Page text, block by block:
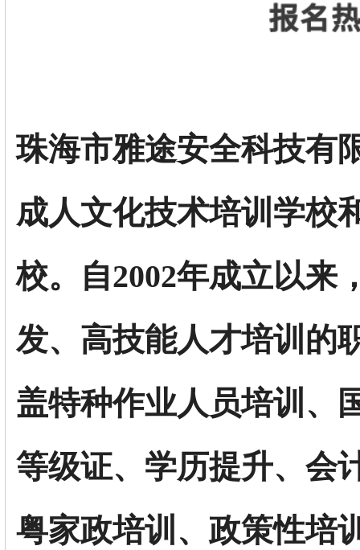
珠海市雅途安全科技有
成人文化技术培训学校
校。自2002年成立以来
发、高技能人才培训的
盖特种作业人员培训、
等级证、学历提升、会
粤家政培训、政策性培